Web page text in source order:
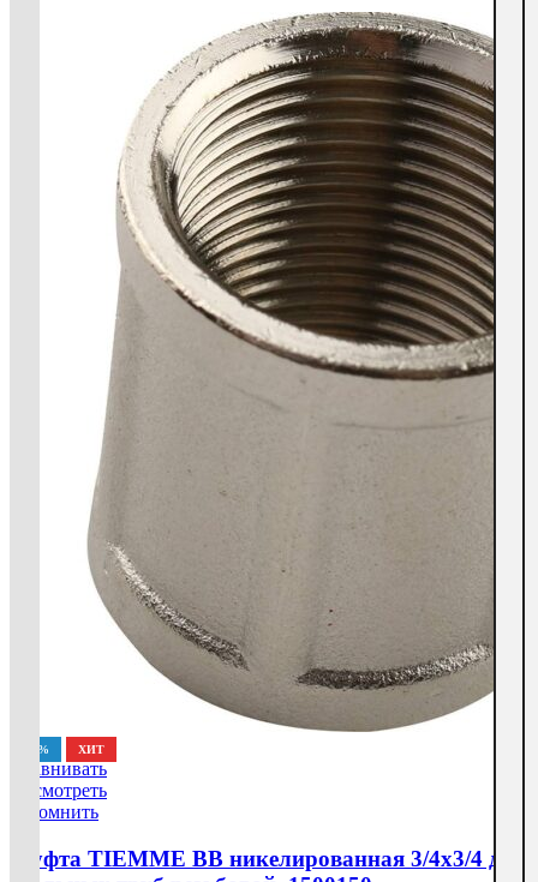
-20% ХИТ
Сравнивать
Посмотреть
Запомнить
Муфта TIEMME ВВ никелированная 3/4х3/4 для